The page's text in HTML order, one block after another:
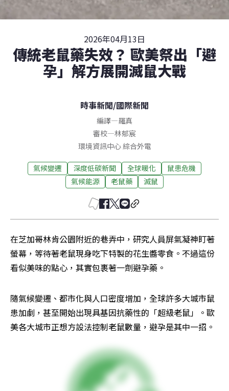
2026年04月13日
傳統老鼠藥失效？ 歐美祭出「避
孕」解方展開滅鼠大戰
時事新聞/國際新聞
編譯—羅真
審校—林郁宸
環境資訊中心 綜合外電
氣候變遷 深度低碳新聞 全球暖化
鼠患危機
氣候能源
老鼠藥 滅鼠
在芝加哥林肯公園附近的巷弄中，研究人員屏氣凝神盯著
螢幕，等待著老鼠現身吃下特製的花生醬零食。不過這份
看似美味的點心，其實包裹著一劑避孕藥。
隨氣候變遷、都市化與人口密度增加，全球許多大城市鼠
患加劇，甚至開始出現具基因抗藥性的「超級老鼠」。歐
美各大城市正想方設法控制老鼠數量，避孕是其中一招。